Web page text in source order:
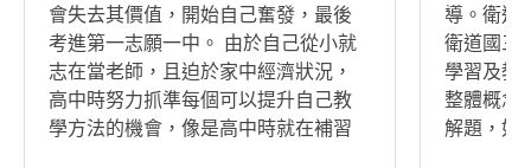
會失去其價值，開始自己奮發，最後
考進第一志願一中。 由於自己從小就
志在當老師，且迫於家中經濟狀況，
高中時努力抓準每個可以提升自己教
學方法的機會，像是高中時就在補習
導。衛道
衛道國三
學習及教
整體概念
解題，如